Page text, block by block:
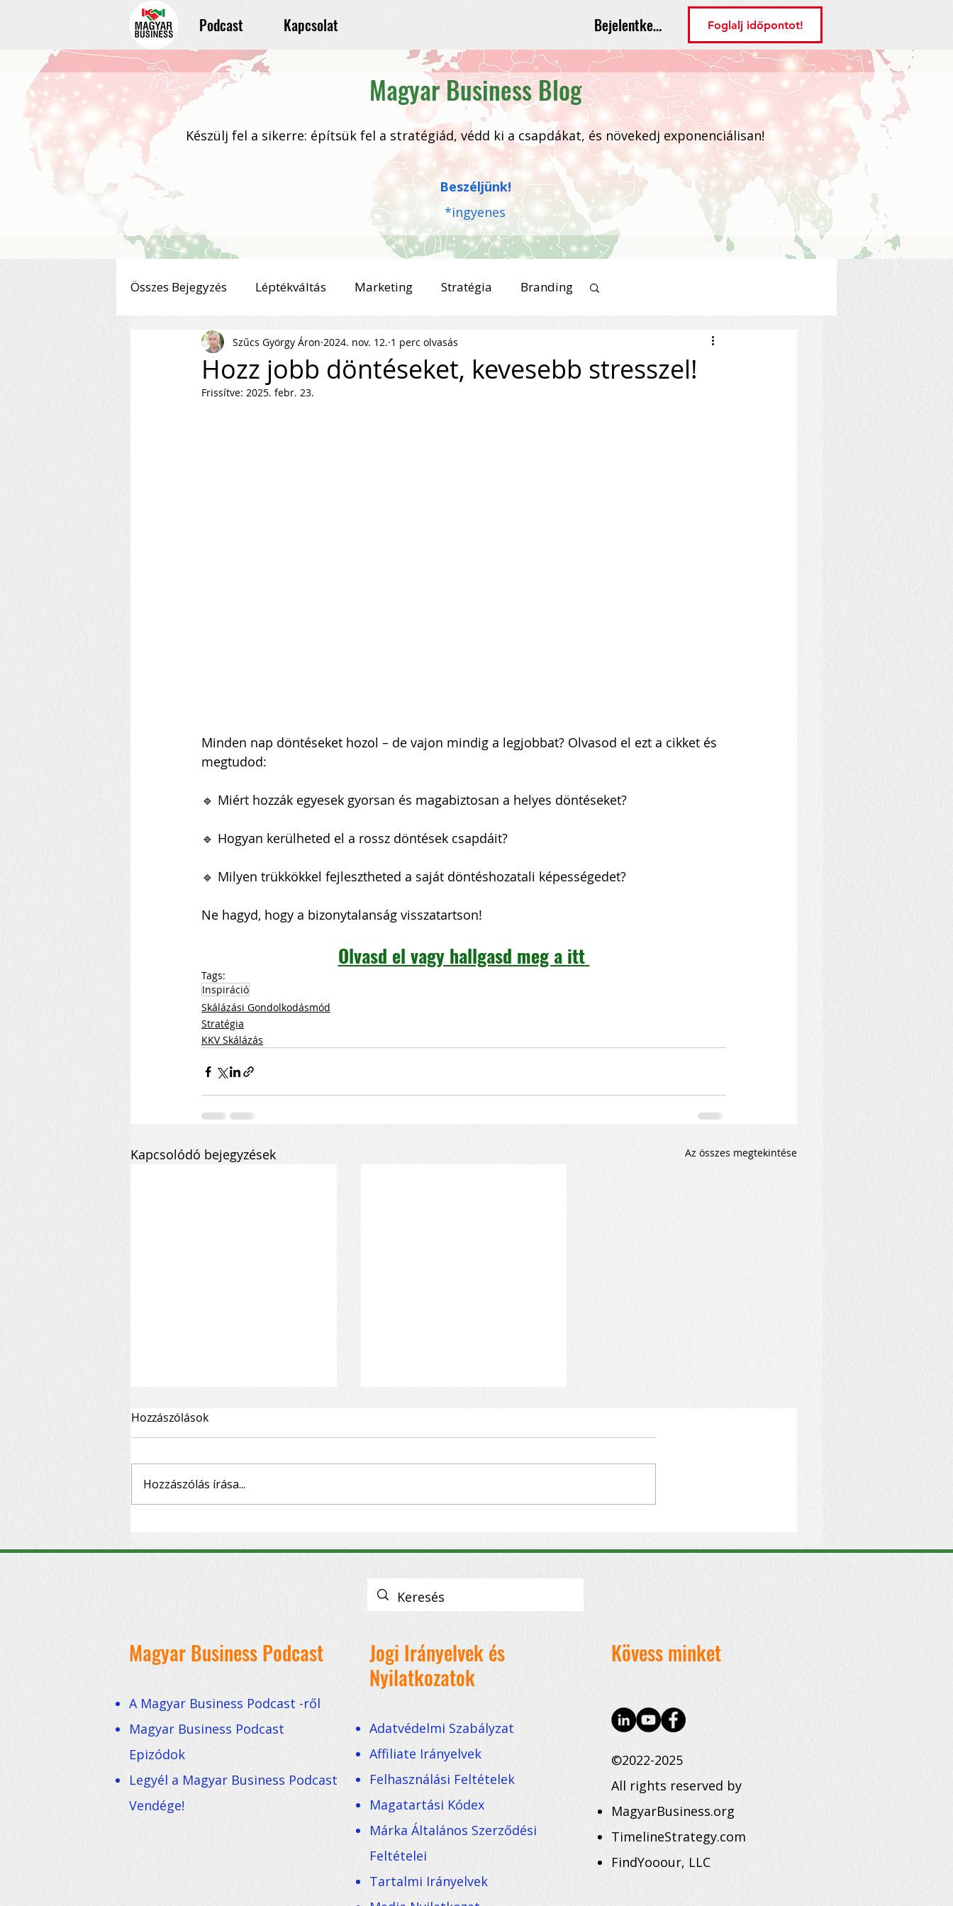
Podcast Kapcsolat Bejelentkezés Foglalj időpontot!
Magyar Business Blog
Készülj fel a sikerre: építsük fel a stratégiád, védd ki a csapdákat, és növekedj exponenciálisan!
Beszéljünk!
*ingyenes
Összes Bejegyzés Léptékváltás Marketing Stratégia Branding
KKV Magyar Business Podcast PR
Kommunikáció Csapatépítés
Heti Ébresztő Heinbach Dárius
Hozz jobb döntéseket, kevesebb stresszel!
Szűcs György Áron 2024. nov. 12. 1 perc olvasás
Frissítve: 2025. febr. 23.
Minden nap döntéseket hozol – de vajon mindig a legjobbat? Olvasod el ezt a cikket és
megtudod:
🔹 Miért hozzák egyesek gyorsan és magabiztosan a helyes döntéseket?
🔹 Hogyan kerülheted el a rossz döntések csapdáit?
🔹 Milyen trükkökkel fejlesztheted a saját döntéshozatali képességedet?
Ne hagyd, hogy a bizonytalanság visszatartson!
Olvasd el vagy hallgasd meg a itt
Tags:
Inspiráció
Skálázási Gondolkodásmód
Stratégia
KKV Skálázás
Kapcsolódó bejegyzések Az összes megtekintése
Hozzászólások
Hozzászólás írása...
Magyar Business Podcast
A Magyar Business Podcast -ről
Magyar Business Podcast
Epizódok
Legyél a Magyar Business Podcast
Vendége!
Jogi Irányelvek és
Nyilatkozatok
Adatvédelmi Szabályzat
Affiliate Irányelvek
Felhasználási Feltételek
Magatartási Kódex
Márka Általános Szerződési
Feltételei
Tartalmi Irányelvek
Kövess minket
©2022-2025
All rights reserved by
MagyarBusiness.org
TimelineStrategy.com
FindYooour, LLC